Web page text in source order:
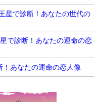
星で診断！あなたの世代の
で診断！あなたの運命の恋
！あなたの運命の恋人像